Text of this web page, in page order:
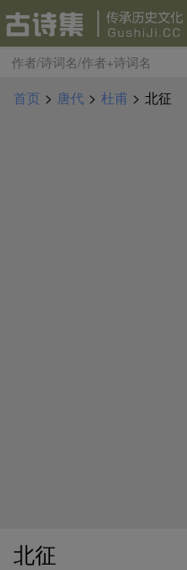
首页 > 唐代 > 杜甫 > 北征
北征